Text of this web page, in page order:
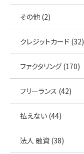
その他 (2)
クレジットカード (32)
ファクタリング (170)
フリーランス (42)
払えない (44)
法人 融資 (38)